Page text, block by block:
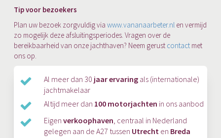
Tip voor bezoekers
Plan uw bezoek zorgvuldig via www.vananaarbeter.nl en vermijd
zo mogelijk deze afsluitingsperiodes. Vragen over de
bereikbaarheid van onze jachthaven? Neem gerust contact met
ons op.
Al meer dan 30 jaar ervaring als (internationale)
jachtmakelaar
Altijd meer dan 100 motorjachten in ons aanbod
Eigenverkoophaven, centraal in Nederland
gelegen aan de A27 tussen Utrecht en Breda